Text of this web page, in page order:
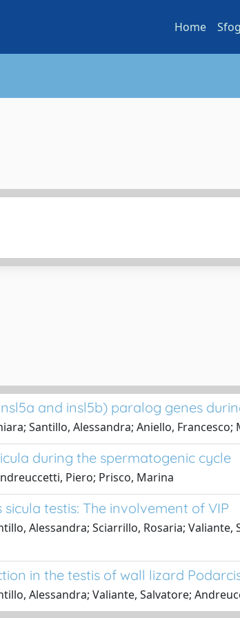
Home
and insl5b) paralog genes
Santillo, Alessandra; Aniello, Francesco;
during the spermatogenic cycle
Piero; Prisco, Marina
testis: The involvement of VIP
Alessandra; Sciarrillo, Rosaria;
in the testis of wall lizard
Alessandra; Valiante, Salvatore;